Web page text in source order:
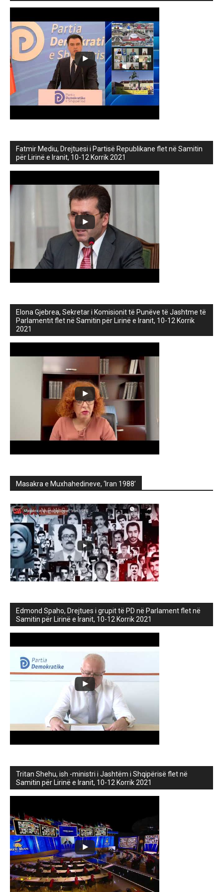
Fatmir Mediu, Drejtuesi i Partisë Republikane flet në Samitin
për Lirinë e Iranit, 10-12 Korrik 2021
Elona Gjebrea, Sekretar i Komisionit të Punëve të Jashtme të
Parlamentit flet në Samitin për Lirinë e Iranit, 10-12 Korrik
2021
Masakra e Muxhahedineve, ‘Iran 1988’
Edmond Spaho, Drejtues i grupit të PD në Parlament flet në
Samitin për Lirinë e Iranit, 10-12 Korrik 2021
Tritan Shehu, ish -ministri i Jashtëm i Shqipërisë flet në
Samitin për Lirinë e Iranit, 10-12 Korrik 2021